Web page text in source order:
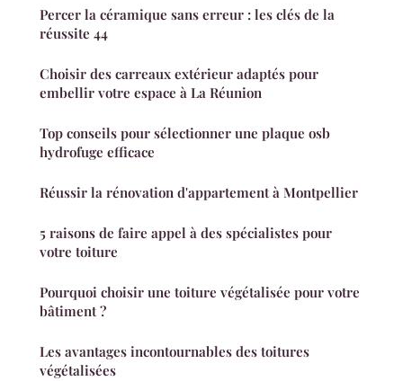
Percer la céramique sans erreur : les clés de la
réussite 44
Choisir des carreaux extérieur adaptés pour
embellir votre espace à La Réunion
Top conseils pour sélectionner une plaque osb
hydrofuge efficace
Réussir la rénovation d'appartement à Montpellier
5 raisons de faire appel à des spécialistes pour
votre toiture
Pourquoi choisir une toiture végétalisée pour votre
bâtiment ?
Les avantages incontournables des toitures
végétalisées